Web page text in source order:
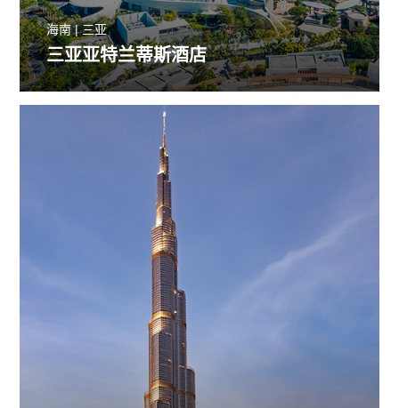
海南 | 三亚
三亚亚特兰蒂斯酒店